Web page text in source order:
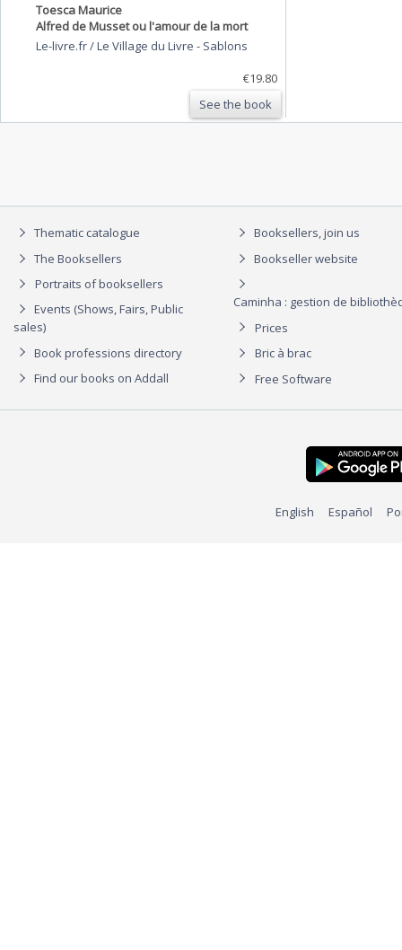
Toesca Maurice
Alfred de Musset ou l'amour de la mort
Le-livre.fr / Le Village du Livre - Sablons
€19.80
See the book
Thematic catalogue
The Booksellers
Portraits of booksellers
Events (Shows, Fairs, Public
sales)
Book professions directory
Find our books on Addall
Booksellers, join us
Bookseller website
Caminha : gestion de
Prices
Bric à brac
Free Software
English Español